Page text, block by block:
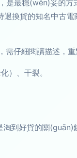
是最穩(wěn)妥的
退換貨的知名中古
需仔細閱讀描述，重
）、干裂。
到好貨的關(guān)